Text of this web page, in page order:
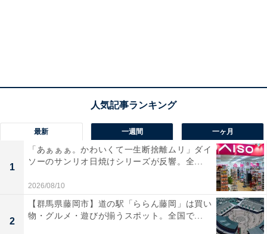
最新 一週間 一ヶ月
1
「あぁぁぁ。かわいくて一生断捨離ムリ」ダイ
ソーのサンリオ日焼けシリーズが反響。全...
2026/08/10
2
【群馬県藤岡市】道の駅「ららん藤岡」は買い
物・グルメ・遊びが揃うスポット。全国で...